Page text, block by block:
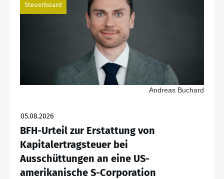
Steuerboard
Andreas Buchard
05.08.2026
BFH-Urteil zur Erstattung von
Kapitalertragsteuer bei
Ausschüttungen an eine US-
amerikanische S-Corporation